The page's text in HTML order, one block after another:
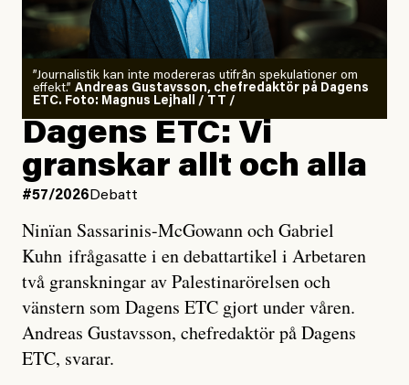
”Journalistik kan inte modereras utifrån spekulationer om
effekt.” Andreas Gustavsson, chefredaktör på Dagens
ETC. Foto: Magnus Lejhall / TT /
Dagens ETC: Vi
granskar allt och alla
#57/2026 Debatt
Ninïan Sassarinis-McGowann och Gabriel
Kuhn ifrågasatte i en debattartikel i Arbetaren
två granskningar av Palestinarörelsen och
vänstern som Dagens ETC gjort under våren.
Andreas Gustavsson, chefredaktör på Dagens
ETC, svarar.